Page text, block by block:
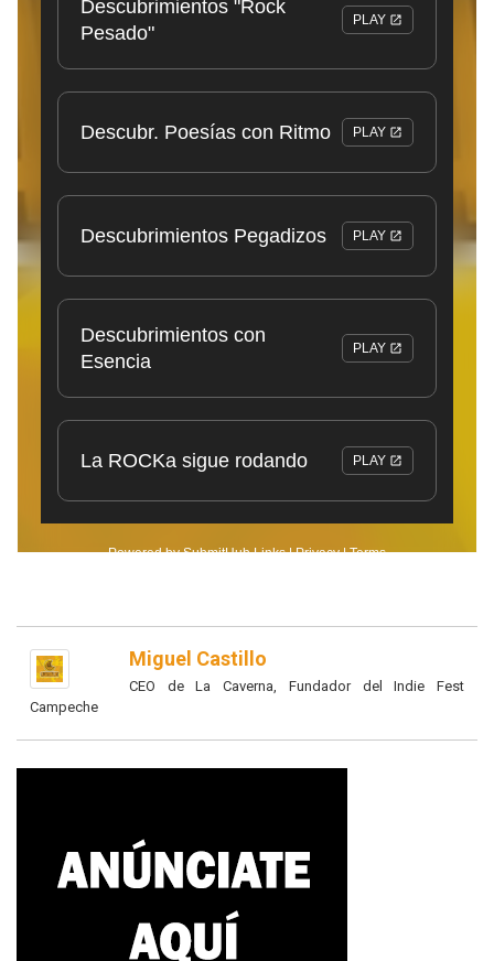
Miguel Castillo
CEO de La Caverna, Fundador del Indie Fest
Campeche